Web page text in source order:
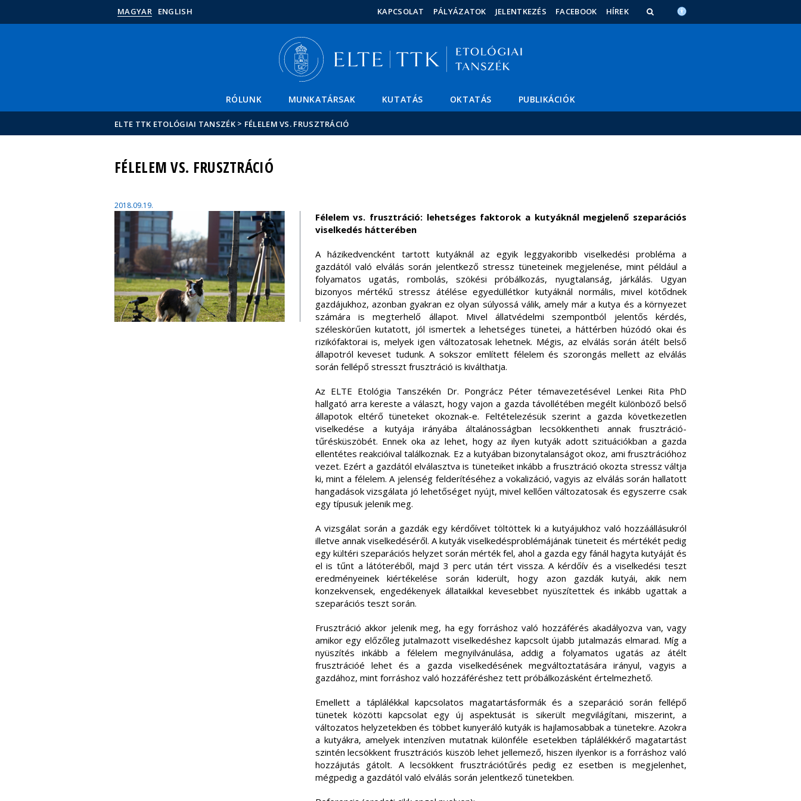
Hírek
Események
ELTE a
MAGYAR ENGLISH KAPCSOLAT PÁLYÁZATOK JELENTKEZÉS FACEBOOK HÍREK
RÓLUNK MUNKATÁRSAK KUTATÁS OKTATÁS PUBLIKÁCIÓK
ELTE TTK ETOLÓGIAI TANSZÉK > FÉLELEM VS. FRUSZTRÁCIÓ
FÉLELEM VS. FRUSZTRÁCIÓ
2018.09.19.
Félelem vs. frusztráció: lehetséges faktorok a kutyáknál megjelenő szeparációs
viselkedés hátterében
A házikedvencként tartott kutyáknál az egyik leggyakoribb viselkedési probléma a
gazdától való elválás során jelentkező stressz tüneteinek megjelenése, mint például a
folyamatos ugatás, rombolás, szökési próbálkozás, nyugtalanság, járkálás. Ugyan
bizonyos mértékű stressz átélése egyedüllétkor kutyáknál normális, mivel kötődnek
gazdájukhoz, azonban gyakran ez olyan súlyossá válik, amely már a kutya és a környezet
számára is megterhelő állapot. Mivel állatvédelmi szempontból jelentős kérdés,
széleskörűen kutatott, jól ismertek a lehetséges tünetei, a háttérben húzódó okai és
rizikófaktorai is, melyek igen változatosak lehetnek. Mégis, az elválás során átélt belső
állapotról keveset tudunk. A sokszor említett félelem és szorongás mellett az elválás
során fellépő stresszt frusztráció is kiválthatja.
Az ELTE Etológia Tanszékén Dr. Pongrácz Péter témavezetésével Lenkei Rita PhD
hallgató arra kereste a választ, hogy vajon a gazda távollétében megélt különböző belső
állapotok eltérő tüneteket okoznak-e. Feltételezésük szerint a gazda következetlen
viselkedése a kutyája irányába általánosságban lecsökkentheti annak frusztráció-
tűrésküszöbét. Ennek oka az lehet, hogy az ilyen kutyák adott szituációkban a gazda
ellentétes reakcióival találkoznak. Ez a kutyában bizonytalanságot okoz, ami frusztrációhoz
vezet. Ezért a gazdától elválasztva is tüneteiket inkább a frusztráció okozta stressz váltja
ki, mint a félelem. A jelenség felderítéséhez a vokalizáció, vagyis az elválás során hallatott
hangadások vizsgálata jó lehetőséget nyújt, mivel kellően változatosak és egyszerre csak
egy típusuk jelenik meg.
A vizsgálat során a gazdák egy kérdőívet töltöttek ki a kutyájukhoz való hozzáállásukról
illetve annak viselkedéséről. A kutyák viselkedésproblémájának tüneteit és mértékét pedig
egy kültéri szeparációs helyzet során mérték fel, ahol a gazda egy fánál hagyta kutyáját és
el is tűnt a látóteréből, majd 3 perc után tért vissza. A kérdőív és a viselkedési teszt
eredményeinek kiértékelése során kiderült, hogy azon gazdák kutyái, akik nem
konzekvensek, engedékenyek állataikkal kevesebbet nyüszítettek és inkább ugattak a
szeparációs teszt során.
Frusztráció akkor jelenik meg, ha egy forráshoz való hozzáférés akadályozva van, vagy
amikor egy előzőleg jutalmazott viselkedéshez kapcsolt újabb jutalmazás elmarad. Míg a
nyüszítés inkább a félelem megnyilvánulása, addig a folyamatos ugatás az átélt
frusztrációé lehet és a gazda viselkedésének megváltoztatására irányul, vagyis a
gazdához, mint forráshoz való hozzáféréshez tett próbálkozásként értelmezhető.
Emellett a táplálékkal kapcsolatos magatartásformák és a szeparáció során fellépő
tünetek közötti kapcsolat egy új aspektusát is sikerült megvilágítani, miszerint, a
változatos helyzetekben és többet kunyeráló kutyák is hajlamosabbak a tünetekre. Azokra
a kutyákra, amelyek intenzíven mutatnak különféle esetekben táplálékkérő magatartást
szintén lecsökkent frusztrációs küszöb lehet jellemező, hiszen ilyenkor is a forráshoz való
hozzájutás gátolt. A lecsökkent frusztrációtűrés pedig ez esetben is megjelenhet,
mégpedig a gazdától való elválás során jelentkező tünetekben.